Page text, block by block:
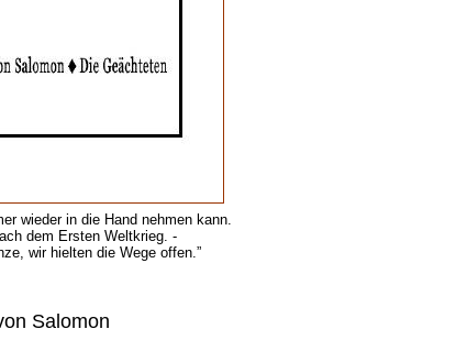
wieder in die Hand nehmen kann.
dem Ersten Weltkrieg. -
wir hielten die Wege offen.”
Salomon